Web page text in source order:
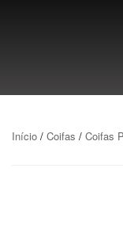
Início / Coifas / Coifas